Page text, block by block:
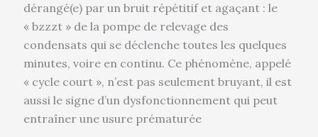
dérangé(e) par un bruit répétitif et agaçant : le
« bzzzt » de la pompe de relevage des
condensats qui se déclenche toutes les quelques
minutes, voire en continu. Ce phénomène, appelé
« cycle court », n’est pas seulement bruyant, il est
aussi le signe d’un dysfonctionnement qui peut
entraîner une usure prématurée